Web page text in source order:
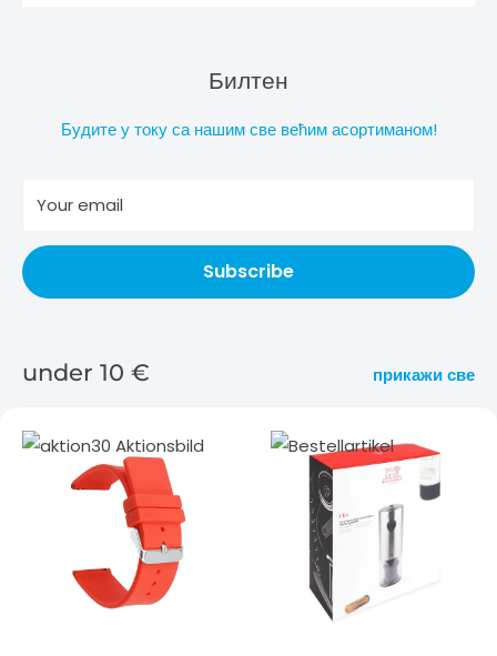
Билтен
Будите у току са нашим све већим асортиманом!
Your email
Subscribe
under 10 € прикажи све